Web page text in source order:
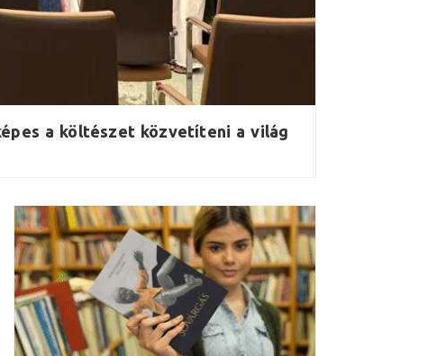
a költészet közvetíteni a világ